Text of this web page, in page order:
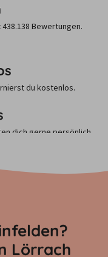
Bewertungen.
du kostenlos.
dich gerne persönlich.
Lörrach